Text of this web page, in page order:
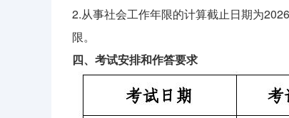
2.从事社会工作年限的计算截止日期为
限。
四、考试安排和作答要求